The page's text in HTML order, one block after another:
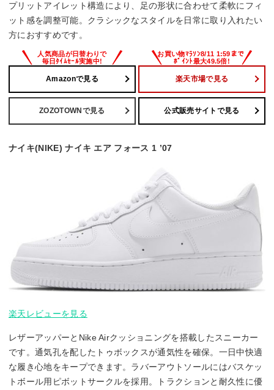
プリットアイレット構造により、足の形状に合わせて柔軟にフィ
ット感を調整可能。クラシックなスタイルを日常に取り入れたい
方におすすめです。
Amazonで見る 楽天市場で見る
ZOZOTOWNで見る 公式販売サイトで見る
ナイキ(NIKE) ナイキ エア フォース 1 ’07
楽天レビューを見る
レザーアッパーとNike Airクッショニングを搭載したスニーカー
です。通気孔を配したトゥボックスが通気性を確保。一日中快適
な履き心地をキープできます。ラバーアウトソールにはバスケッ
トボール用ピボットサークルを採用。トラクションと耐久性に優